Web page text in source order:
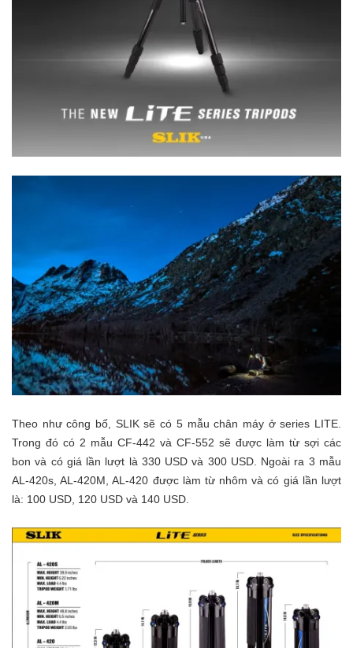
Theo như công bố, SLIK sẽ có 5 mẫu chân máy ở series LITE.
Trong đó có 2 mẫu CF-442 và CF-552 sẽ được làm từ sợi các
bon và có giá lần lượt là 330 USD và 300 USD. Ngoài ra 3 mẫu
AL-420s, AL-420M, AL-420 được làm từ nhôm và có giá lần lượt
là: 100 USD, 120 USD và 140 USD.